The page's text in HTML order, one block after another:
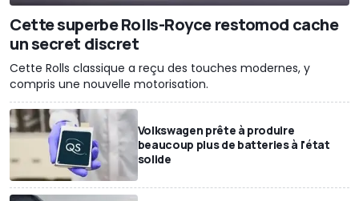
Cette superbe Rolls-Royce restomod cache
un secret discret
Cette Rolls classique a reçu des touches modernes, y
compris une nouvelle motorisation.
Volkswagen prête à produire
beaucoup plus de batteries à l'état
solide